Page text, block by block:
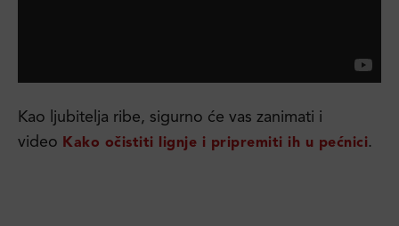
Kao ljubitelja ribe, sigurno će vas zanimati i
video
Kako očistiti lignje i pripremiti ih u pećnici.